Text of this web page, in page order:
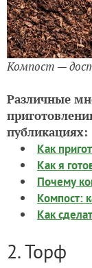
Компост —
Различные
публикациях:
Как
Как я
Почему
Компост:
Как
2. Торф